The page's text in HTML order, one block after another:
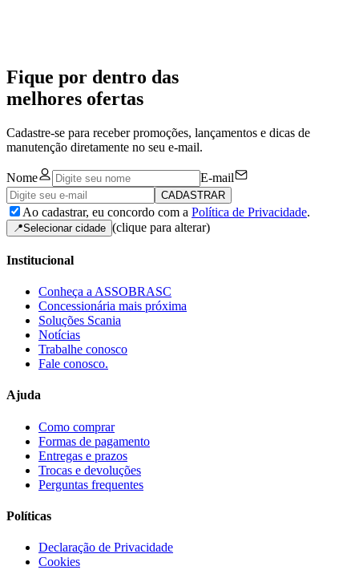
Fique por dentro das
melhores ofertas
Cadastre-se para receber promoções, lançamentos e dicas de
manutenção diretamente no seu e-mail.
Nome E-mail
CADASTRAR
Ao cadastrar, eu concordo com a Política de Privacidade.
📍Selecionar cidade (clique para alterar)
Institucional
Conheça a ASSOBRASC
Concessionária mais próxima
Soluções Scania
Notícias
Trabalhe conosco
Fale conosco.
Ajuda
Como comprar
Formas de pagamento
Entregas e prazos
Trocas e devoluções
Perguntas frequentes
Políticas
Declaração de Privacidade
Cookies